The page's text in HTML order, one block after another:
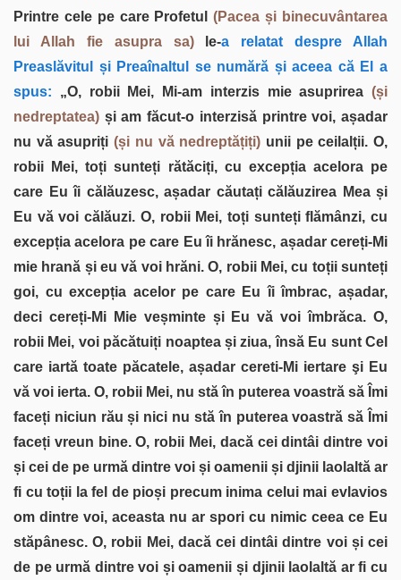
Printre cele pe care Profetul(Pacea și binecuvântarea
lui Allah fie asupra sa)le-a relatat despre Allah
Preaslăvitul și Preaînaltul se numără și aceea că El a
spus: „O, robii Mei, Mi-am interzis mie asuprirea (și
nedreptatea) și am făcut-o interzisă printre voi, așadar
nu vă asupriți(și nu vă nedreptățiți) unii pe ceilalții. O,
robii Mei, toți sunteți rătăciți, cu excepția acelora pe
care Eu îi călăuzesc, așadar căutați călăuzirea Mea și
Eu vă voi călăuzi. O, robii Mei, toți sunteți flămânzi, cu
excepția acelora pe care Eu îi hrănesc, așadar cereți-Mi
mie hrană și eu vă voi hrăni. O, robii Mei, cu toții sunteți
goi, cu excepția acelor pe care Eu îi îmbrac, așadar,
deci cereți-Mi Mie veșminte și Eu vă voi îmbrăca. O,
robii Mei, voi păcătuiți noaptea și ziua, însă Eu sunt Cel
care iartă toate păcatele, așadar cereti-Mi iertare şi Eu
vă voi ierta. O, robii Mei, nu stă în puterea voastră să Îmi
faceți niciun rău și nici nu stă în puterea voastră să Îmi
faceți vreun bine. O, robii Mei, dacă cei dintâi dintre voi
și cei de pe urmă dintre voi și oamenii și djinii laolaltă ar
fi cu toții la fel de pioși precum inima celui mai evlavios
om dintre voi, aceasta nu ar spori cu nimic ceea ce Eu
stăpânesc. O, robii Mei, dacă cei dintâi dintre voi și cei
de pe urmă dintre voi și oamenii și djinii laolaltă ar fi cu